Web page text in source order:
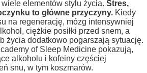
wiele elementów stylu życia. Stres,
to główne przyczyny. Kiedy
na regenerację, mózg intensywniej
ciężkie posiłki przed snem, a
życia dodatkowo pogarszają sytuację.
of Sleep Medicine pokazują,
alkoholu i kofeiny częściej
snu, w tym koszmarów.